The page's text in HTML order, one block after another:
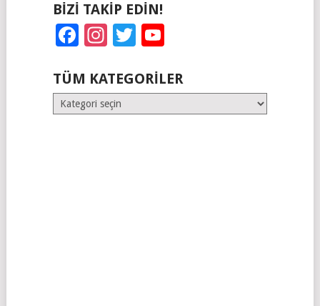
BIZI TAKIP EDIN!
Facebook
Instagram
Twitter
TÜM KATEGORILER
Tüm
Kategoriler